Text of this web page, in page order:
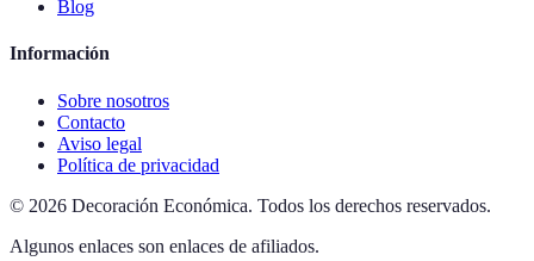
Blog
Información
Sobre nosotros
Contacto
Aviso legal
Política de privacidad
© 2026 Decoración Económica. Todos los derechos reservados.
Algunos enlaces son enlaces de afiliados.